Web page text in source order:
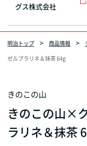
グス株式会社
明治トップ 商品情報
ゼルプラリネ＆抹茶 64g
きのこの山
きのこの山×
ラリネ＆抹茶